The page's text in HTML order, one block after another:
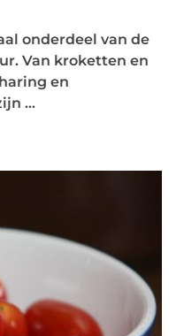
onderdeel van de
Van kroketten en
en
...